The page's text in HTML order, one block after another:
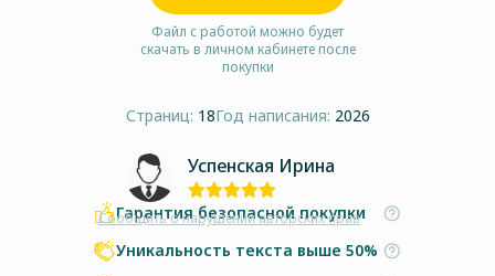
Файл с работой можно будет
скачать в личном кабинете после
покупки
Страниц: 18Год написания: 2026
Успенская Ирина
Сообщить о нарушении авторских прав
Гарантия безопасной покупки
Уникальность текста выше 50%